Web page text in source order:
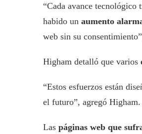
“Cada avance tecnológico
habido un aumento
web sin su
Higham detalló que varios
“Estos esfuerzos están
el futuro”, agregó Higham.
Las páginas web que